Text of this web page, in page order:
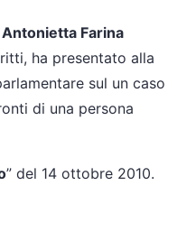
Farina
ha presentato alla
sul un caso
di una persona
” del 14 ottobre 2010.